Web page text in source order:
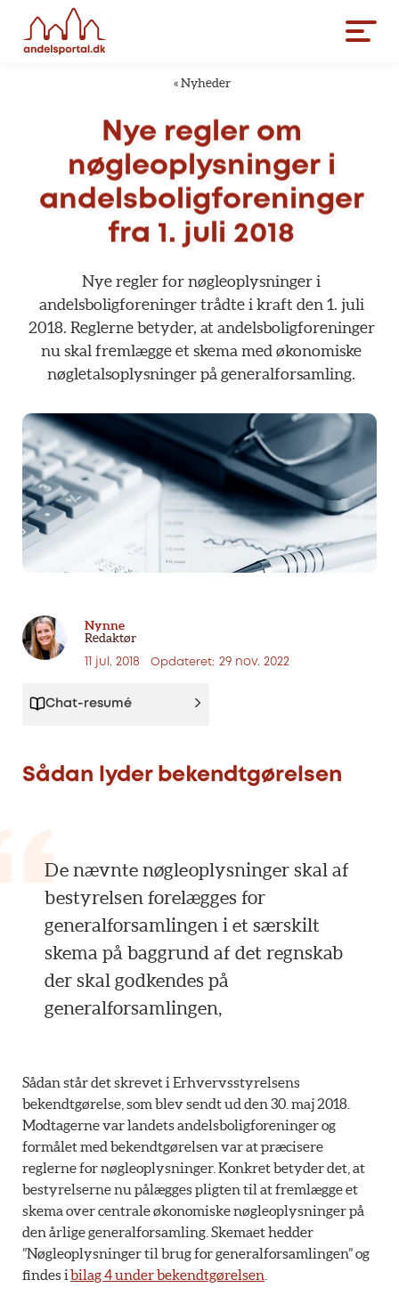
« Nyheder
Nye regler om
nøgleoplysninger i
andelsboligforeninger
fra 1. juli 2018
Nye regler for nøgleoplysninger i
andelsboligforeninger trådte i kraft den 1. juli
2018. Reglerne betyder, at andelsboligforeninger
nu skal fremlægge et skema med økonomiske
nøgletalsoplysninger på generalforsamling.
Nynne
Redaktør
11 jul. 2018 Opdateret: 29 nov. 2022
Chat-resumé
Sådan lyder bekendtgørelsen
De nævnte nøgleoplysninger skal af
bestyrelsen forelægges for
generalforsamlingen i et særskilt
skema på baggrund af det regnskab
der skal godkendes på
generalforsamlingen,
Sådan står det skrevet i Erhvervsstyrelsens
bekendtgørelse, som blev sendt ud den 30. maj 2018.
Modtagerne var landets andelsboligforeninger og
formålet med bekendtgørelsen var at præcisere
reglerne for nøgleoplysninger. Konkret betyder det, at
bestyrelserne nu pålægges pligten til at fremlægge et
skema over centrale økonomiske nøgleoplysninger på
den årlige generalforsamling. Skemaet hedder
”Nøgleoplysninger til brug for generalforsamlingen” og
findes ibilag 4 under bekendtgørelsen